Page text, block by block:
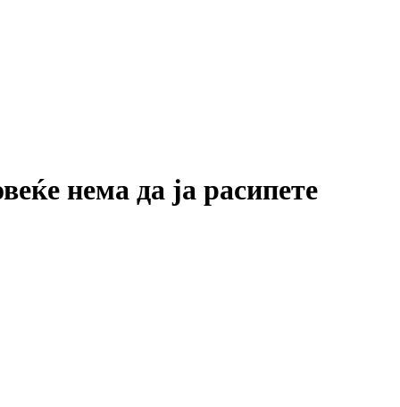
нема да ја расипете